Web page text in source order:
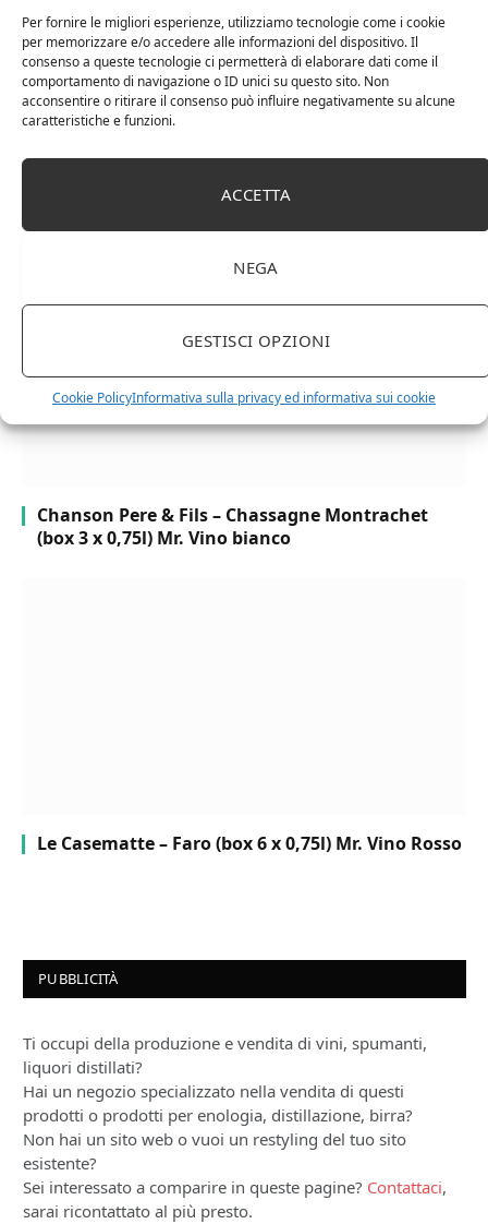
Per fornire le migliori esperienze, utilizziamo tecnologie come i cookie
per memorizzare e/o accedere alle informazioni del dispositivo. Il
consenso a queste tecnologie ci permetterà di elaborare dati come il
comportamento di navigazione o ID unici su questo sito. Non
acconsentire o ritirare il consenso può influire negativamente su alcune
caratteristiche e funzioni.
ACCETTA
NEGA
GESTISCI OPZIONI
Cookie PolicyInformativa sulla privacy ed informativa sui cookie
Cipriani Arrigo, Vino Rosso Veneto IGT 2015,
Chanson Pere & Fils – Chassagne Montrachet
(box 3 x 0,75l) Mr. Vino bianco
Le Casematte – Faro (box 6 x 0,75l) Mr. Vino Rosso
PUBBLICITÀ
Ti occupi della produzione e vendita di vini, spumanti,
liquori distillati?
Hai un negozio specializzato nella vendita di questi
prodotti o prodotti per enologia, distillazione, birra?
Non hai un sito web o vuoi un restyling del tuo sito
esistente?
Sei interessato a comparire in queste pagine? Contattaci,
sarai ricontattato al più presto.